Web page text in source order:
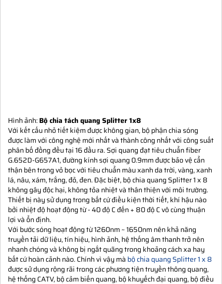
Hình ảnh:Bộ chia tách quang Splitter 1x8
Với kết cấu nhỏ tiết kiệm được không gian, bộ phận chia sóng
được làm với công nghệ mới nhất và thành công nhất với công suất
phân bố đồng đều tại 16 đầu ra. Sợi quang đạt tiêu chuẩn fiber
G.652D-G657A1, đường kính sợi quang 0.9mm được bảo vệ cẩn
thận bên trong vỏ bọc với tiêu chuẩn màu xanh da trời, vàng, xanh
lá, nâu, xám, trắng, đỏ, đen. Đặc biệt, bộ chia quang Splitter 1 x 8
không gây độc hại, không tỏa nhiệt và thân thiện với môi trường.
Thiết bị này sử dụng trong bất cứ điều kiện thời tiết, khí hậu nào
bởi nhiệt độ hoạt động từ - 40 độ C đến + 80 độ C vô cùng thuận
lợi và ổn định.
Với bước sóng hoạt động từ 1260nm ~ 1650nm nên khả năng
truyền tải dữ liệu, tín hiệu, hình ảnh, hệ thống âm thanh trở nên
nhanh chóng và không bị ngắt quãng trong khoảng cách xa hay
bất cứ hoàn cảnh nào. Chính vì vậy mà bộ chia quang Splitter 1 x 8
được sử dụng rộng rãi trong các phương tiện truyền thông quang,
hệ thống CATV, bộ cảm biến quang, bộ khuyếch đại quang, bộ điều